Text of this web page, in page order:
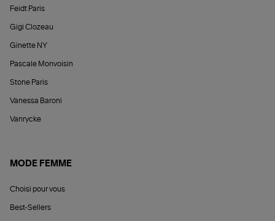
Feidt Paris
Gigi Clozeau
Ginette NY
Pascale Monvoisin
Stone Paris
Vanessa Baroni
Vanrycke
MODE FEMME
Choisi pour vous
Best-Sellers